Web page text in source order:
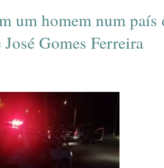
um homem num país
José Gomes Ferreira